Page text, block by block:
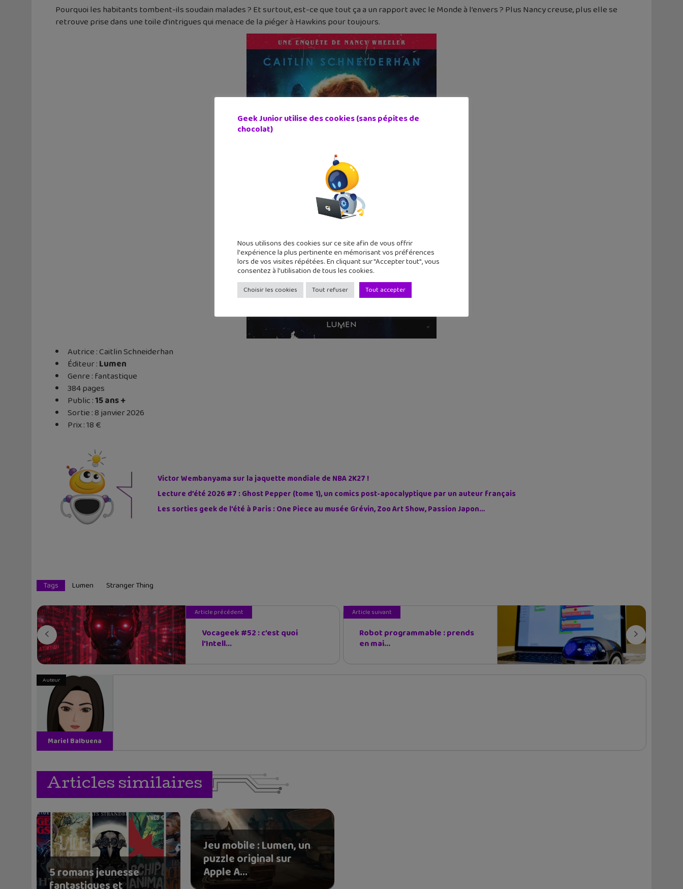
Pourquoi les habitants tombent-ils soudain malades ? Et surtout, est-ce que tout ça a un rapport avec le Monde à l’envers ? Plus Nancy creuse, plus elle se
retrouve prise dans une toile d’intrigues qui menace de la piéger à Hawkins pour toujours.
Autrice : Caitlin Schneiderhan
Éditeur ‏:Lumen
Genre : fantastique
384 pages
Public :15 ans +
Sortie : 8 janvier 2026
Prix : 18 €
Victor Wembanyama sur la jaquette mondiale de NBA 2K27 !
Lecture d’été 2026 #7 : Ghost Pepper (tome 1), un comics post-apocalyptique par un auteur français
Les sorties geek de l’été à Paris : One Piece au musée Grévin, Zoo Art Show, Passion Japon…
Tags Lumen Stranger Thing
Article précédent
Vocageek #52 : c’est quoi
l’Intell...
Article suivant
Robot programmable : prends
en mai...
Auteur
Mariel Balbuena
Articles similaires
5 romans jeunesse
Jeu mobile : Lumen, un
puzzle original sur
Apple A...
Geek Junior utilise des cookies (sans pépites de
chocolat)
Nous utilisons des cookies sur ce site afin de vous offrir
l'expérience la plus pertinente en mémorisant vos préférences
lors de vos visites répétées. En cliquant sur "Accepter tout", vous
consentez à l'utilisation de tous les cookies.
Choisir les cookies Tout refuser Tout accepter